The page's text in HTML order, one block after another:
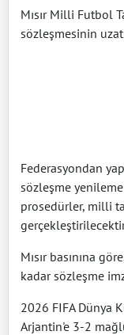
Mısır Milli Futbol
sözleşmesinin
Federasyondan
sözleşme
prosedürler, milli
Mısır basınına
kadar sözleşme
2026 FIFA Dünya
Arjantin'e 3-2